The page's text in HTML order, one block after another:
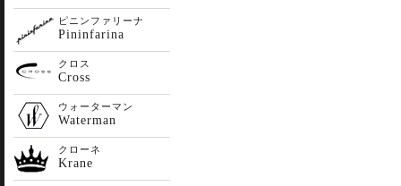
ピニンファリーナ
Pininfarina
クロス
Cross
ウォーターマン
Waterman
クローネ
Krane